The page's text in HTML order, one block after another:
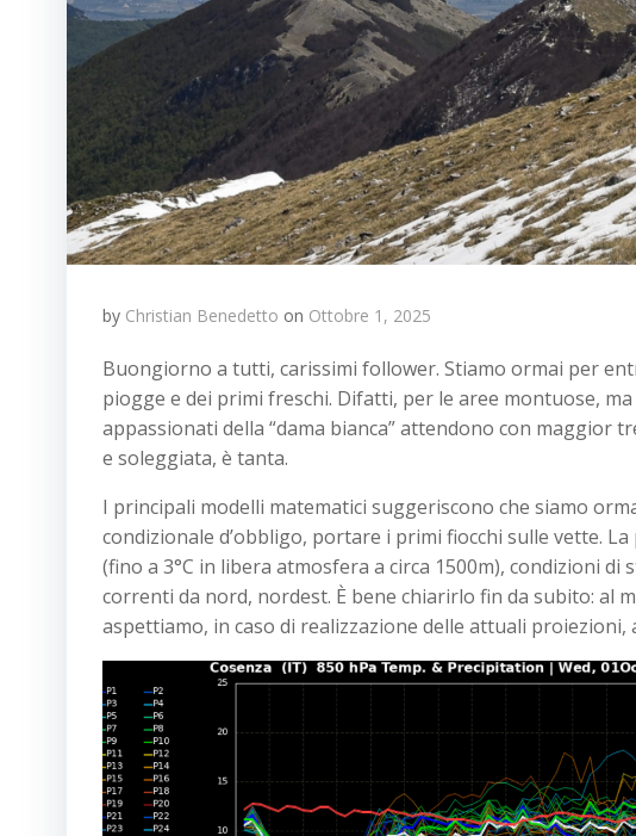
by Christian Benedetto on Ottobre 1, 2025
Buongiorno a tutti, carissimi follower. Stiamo ormai per
piogge e dei primi freschi. Difatti, per le aree montuose,
appassionati della “dama bianca” attendono con maggior
e soleggiata, è tanta.
I principali modelli matematici suggeriscono che siamo
condizionale d’obbligo, portare i primi fiocchi sulle vette.
(fino a 3°C in libera atmosfera a circa 1500m), condizioni
correnti da nord, nordest. È bene chiarirlo fin da subito: al
aspettiamo, in caso di realizzazione delle attuali proiezioni,